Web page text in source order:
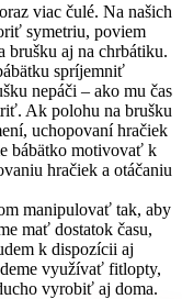
viac čulé. Na našich
symetriu, poviem
brušku aj na chrbátiku.
spríjemniť
nepáči – ako mu čas
Ak polohu na brušku
uchopovaní hračiek
bábätko motivovať k
hračiek a otáčaniu
manipulovať tak, aby
mať dostatok času,
k dispozícii aj
využívať fitlopty,
vyrobiť aj doma.